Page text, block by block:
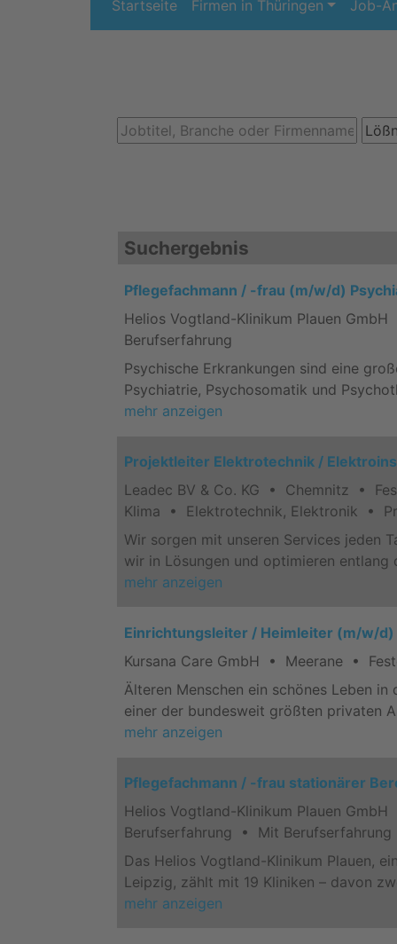
Startseite Firmen in Thüringen Job-
Suchergebnis
Pflegefachmann / -frau (m/w/d)
Helios Vogtland-Klinikum Plauen
Berufserfahrung
Psychische Erkrankungen sind eine
Psychiatrie, Psychosomatik und
mehr anzeigen
Projektleiter Elektrotechnik /
Leadec BV & Co. KG • Chemnitz •
Klima • Elektrotechnik, Elektronik •
Wir sorgen mit unseren Services jeden
wir in Lösungen und optimieren
mehr anzeigen
Einrichtungsleiter / Heimleiter (m/w/d)
Kursana Care GmbH • Meerane •
Älteren Menschen ein schönes Leben
einer der bundesweit größten privaten
mehr anzeigen
Pflegefachmann / -frau stationärer
Helios Vogtland-Klinikum Plauen
Berufserfahrung • Mit Berufserfahrung
Das Helios Vogtland-Klinikum Plauen,
Leipzig, zählt mit 19 Kliniken – davon
mehr anzeigen